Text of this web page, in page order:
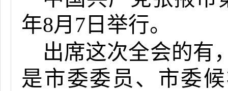
年8月 7 日举行。
出席这次全会的有
是市委委员、市委